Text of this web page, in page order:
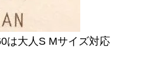
は大人S Mサイズ対応